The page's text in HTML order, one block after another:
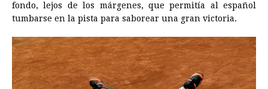
fondo, lejos de los márgenes, que permitía al español
tumbarse en la pista para saborear una gran victoria.